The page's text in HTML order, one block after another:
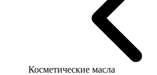
Косметические масла